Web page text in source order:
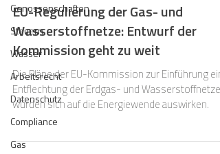
Genossenschaften
Steuern
Wasser
Arbeitsrecht
Datenschutz
Compliance
Gas
EU-Regulierung der Gas- und
Wasserstoffnetze: Entwurf der
Kommission geht zu weit
Die Pläne der EU-Kommission zur Einführung
Entflechtung der Erdgas- und Wasserstoffnetze
würden sich auf die Energiewende auswirken.